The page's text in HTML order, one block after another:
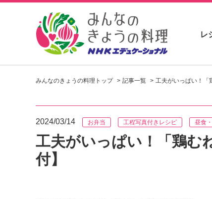
し
ピ
を
見
レ
みんなのきょうの料理トップ 記事一覧 工夫がいっぱい！「
2024/03/14 お弁当 工程写真付きレシピ 昼食
工夫がいっぱい！「鶏む
付】